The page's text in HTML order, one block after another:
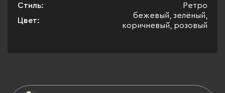
Стиль:
Ретро
Цвет:
бежевый, зелёный,
коричневый, розовый